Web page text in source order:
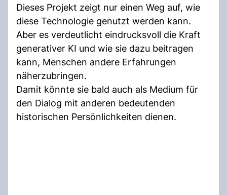
Dieses Projekt zeigt nur einen Weg auf, wie
diese Technologie genutzt werden kann.
Aber es verdeutlicht eindrucksvoll die Kraft
generativer KI und wie sie dazu beitragen
kann, Menschen andere Erfahrungen
näherzubringen.
Damit könnte sie bald auch als Medium für
den Dialog mit anderen bedeutenden
historischen Persönlichkeiten dienen.